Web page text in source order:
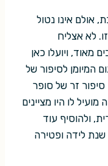
אולם אינו נטול
לא אצליח
מאוד, ויועלו כאן
המיומן לסיפור של
זר של סופר
לו היו מציינים
ולהוסיף עוד
לידה ופטירה